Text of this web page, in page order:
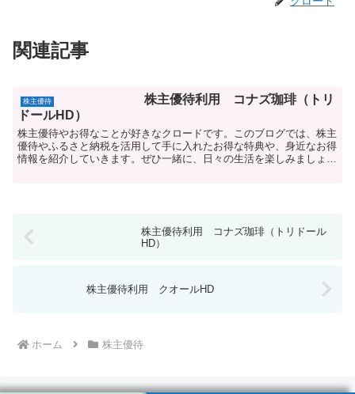
関連記事
株主優待
株主優待利用 コナズ珈琲（トリ
ドールHD）
株主優待やお得なことが好きなクロードです。このブログでは、株主
優待やふるさと納税を活用して手に入れたお得な特典や、身近なお得
情報を紹介していきます。ぜひ一緒に、日々の生活を楽しみましょ
株主優待利用 コナズ珈琲（トリドール
HD）
株主優待利用 クオールHD
ホーム 株主優待